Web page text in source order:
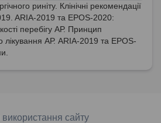
риніту. Клінічні рекомендації
ARIA-2019 та EPOS-2020:
перебігу АР. Принцип
лікування АР. ARIA-2019 та EPOS-
сайту